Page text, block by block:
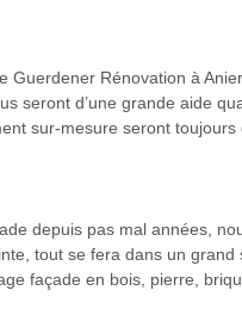
Guerdener Rénovation à
seront d’une grande aide
sur-mesure seront toujours
depuis pas mal années,
tout se fera dans un grand
façade en bois, pierre,